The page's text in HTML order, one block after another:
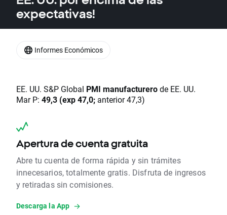
expectativas!
EE. UU. S&P Global PMI manufacturerode EE. UU.
Mar P: 49,3 (exp 47,0; anterior 47,3)
Apertura de cuenta gratuita
Abre tu cuenta de forma rápida y sin trámites
innecesarios, totalmente gratis. Disfruta de ingresos
y retiradas sin comisiones.
Descarga la App
Informes Económicos